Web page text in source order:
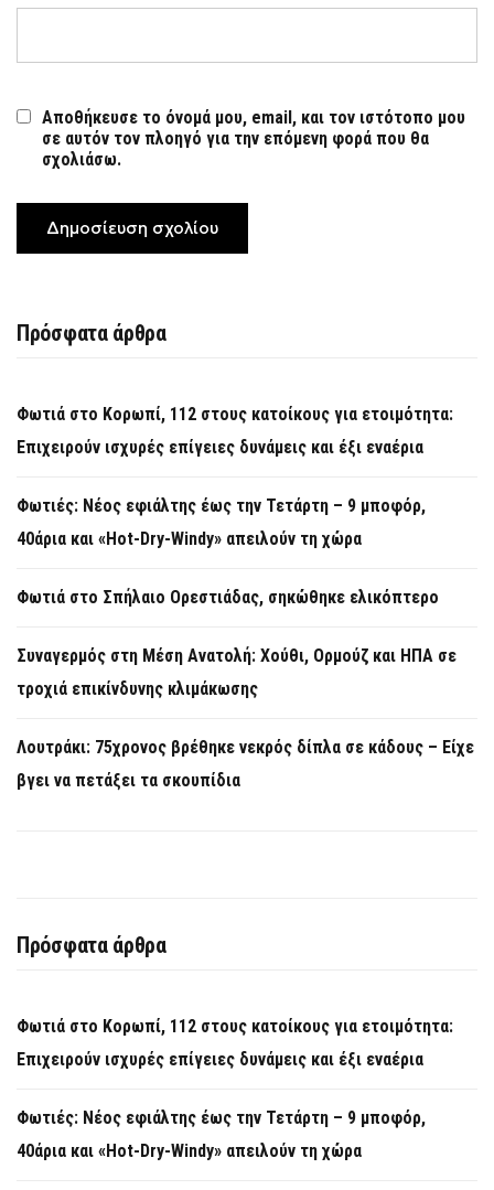
Αποθήκευσε το όνομά μου, email, και τον ιστότοπο μου
σε αυτόν τον πλοηγό για την επόμενη φορά που θα
σχολιάσω.
Πρόσφατα άρθρα
Φωτιά στο Κορωπί, 112 στους κατοίκους για ετοιμότητα:
Επιχειρούν ισχυρές επίγειες δυνάμεις και έξι εναέρια
Φωτιές: Νέος εφιάλτης έως την Τετάρτη – 9 μποφόρ,
40άρια και «Hot-Dry-Windy» απειλούν τη χώρα
Φωτιά στο Σπήλαιο Ορεστιάδας, σηκώθηκε ελικόπτερο
Συναγερμός στη Μέση Ανατολή: Χούθι, Ορμούζ και ΗΠΑ σε
τροχιά επικίνδυνης κλιμάκωσης
Λουτράκι: 75χρονος βρέθηκε νεκρός δίπλα σε κάδους – Είχε
βγει να πετάξει τα σκουπίδια
Πρόσφατα άρθρα
Φωτιά στο Κορωπί, 112 στους κατοίκους για ετοιμότητα:
Επιχειρούν ισχυρές επίγειες δυνάμεις και έξι εναέρια
Φωτιές: Νέος εφιάλτης έως την Τετάρτη – 9 μποφόρ,
40άρια και «Hot-Dry-Windy» απειλούν τη χώρα